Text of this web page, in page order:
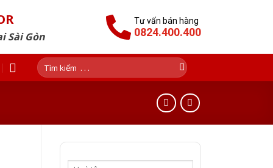
Sài Gòn
Tư vấn bán hàng
0824.400.400
Tìm
kiếm: